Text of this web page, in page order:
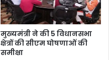
मुख्यमंत्री ने की 5 विधानसभा
क्षेत्रों की सीएम घोषणाओं की
समीक्षा